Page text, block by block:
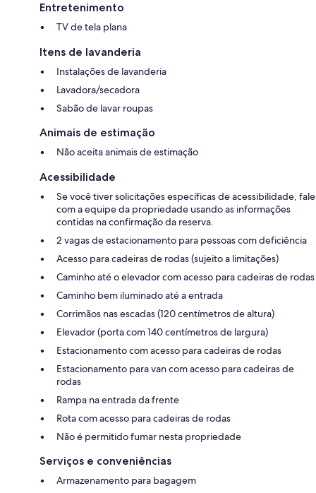
Entretenimento
TV de tela plana
Itens de lavanderia
Instalações de lavanderia
Lavadora/secadora
Sabão de lavar roupas
Animais de estimação
Não aceita animais de estimação
Acessibilidade
Se você tiver solicitações específicas de acessibilidade, fale
com a equipe da propriedade usando as informações
contidas na confirmação da reserva.
2 vagas de estacionamento para pessoas com deficiência
Acesso para cadeiras de rodas (sujeito a limitações)
Caminho até o elevador com acesso para cadeiras de rodas
Caminho bem iluminado até a entrada
Corrimãos nas escadas (120 centímetros de altura)
Elevador (porta com 140 centímetros de largura)
Estacionamento com acesso para cadeiras de rodas
Estacionamento para van com acesso para cadeiras de
rodas
Rampa na entrada da frente
Rota com acesso para cadeiras de rodas
Não é permitido fumar nesta propriedade
Serviços e conveniências
Armazenamento para bagagem